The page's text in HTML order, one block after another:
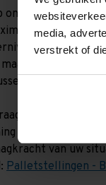
media,
verstrekt of
site, staat
wel het beste
de
weten
uit. Dit doen we
van uw
Palletstellingen -